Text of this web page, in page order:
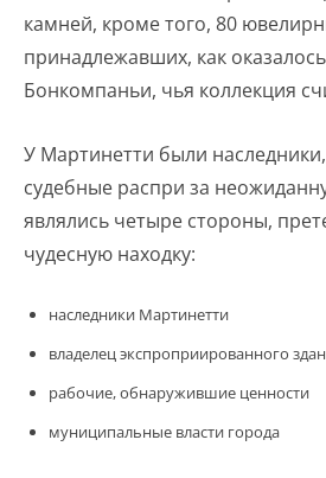
камней, кроме того, 80
принадлежавших, как
Бонкомпаньи, чья коллекция
У Мартинетти были
судебные распри за
являлись четыре стороны,
чудесную находку:
наследники Мартинетти
владелец экспроприированного
рабочие, обнаружившие ценности
муниципальные власти города